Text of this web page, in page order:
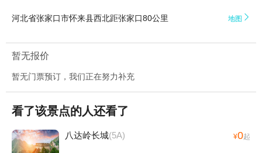
河北省张家口市怀来县西北距张家口80公里 地图 
暂无报价
暂无门票预订，我们正在努力补充
看了该景点的人还看了
八达岭长城(5A) ¥0起